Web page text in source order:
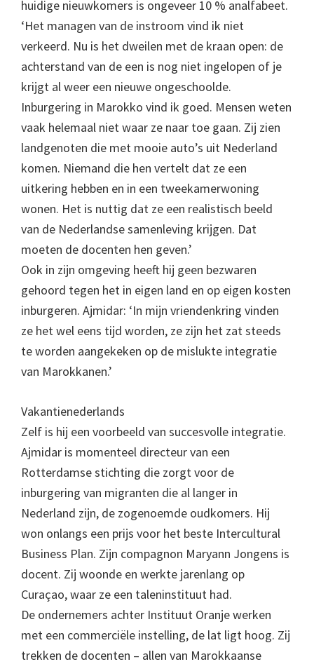
huidige nieuwkomers is ongeveer 10 % analfabeet.
‘Het managen van de instroom vind ik niet
verkeerd. Nu is het dweilen met de kraan open: de
achterstand van de een is nog niet ingelopen of je
krijgt al weer een nieuwe ongeschoolde.
Inburgering in Marokko vind ik goed. Mensen weten
vaak helemaal niet waar ze naar toe gaan. Zij zien
landgenoten die met mooie auto’s uit Nederland
komen. Niemand die hen vertelt dat ze een
uitkering hebben en in een tweekamerwoning
wonen. Het is nuttig dat ze een realistisch beeld
van de Nederlandse samenleving krijgen. Dat
moeten de docenten hen geven.’
Ook in zijn omgeving heeft hij geen bezwaren
gehoord tegen het in eigen land en op eigen kosten
inburgeren. Ajmidar: ‘In mijn vriendenkring vinden
ze het wel eens tijd worden, ze zijn het zat steeds
te worden aangekeken op de mislukte integratie
van Marokkanen.’
Vakantienederlands
Zelf is hij een voorbeeld van succesvolle integratie.
Ajmidar is momenteel directeur van een
Rotterdamse stichting die zorgt voor de
inburgering van migranten die al langer in
Nederland zijn, de zogenoemde oudkomers. Hij
won onlangs een prijs voor het beste Intercultural
Business Plan. Zijn compagnon Maryann Jongens is
docent. Zij woonde en werkte jarenlang op
Curaçao, waar ze een taleninstituut had.
De ondernemers achter Instituut Oranje werken
met een commerciële instelling, de lat ligt hoog. Zij
trekken de docenten – allen van Marokkaanse